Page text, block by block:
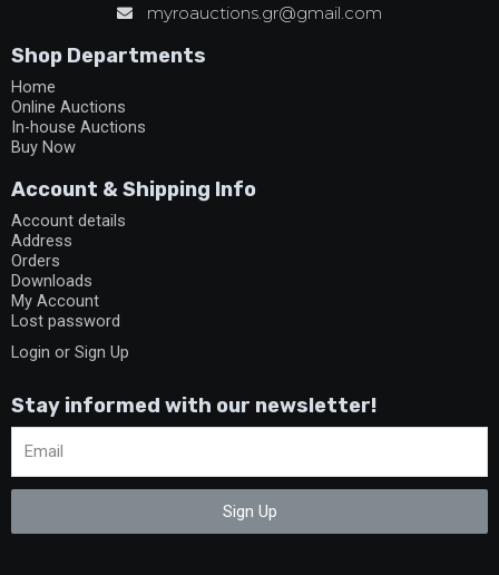
myroauctions.gr@gmail.com
Shop Departments
Home
Online Auctions
In-house Auctions
Buy Now
Account & Shipping Info
Account details
Address
Orders
Downloads
My Account
Lost password
Login or Sign Up
Stay informed with our newsletter!
Sign Up